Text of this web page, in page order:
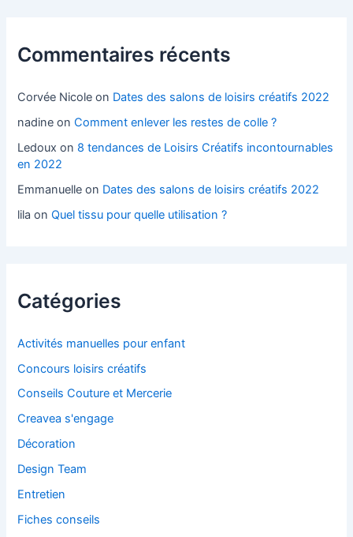
Commentaires récents
Corvée Nicole on Dates des salons de loisirs créatifs 2022
nadine onComment enlever les restes de colle ?
Ledoux on 8 tendances de Loisirs Créatifs incontournables
en 2022
Emmanuelle on Dates des salons de loisirs créatifs 2022
lila onQuel tissu pour quelle utilisation ?
Catégories
Activités manuelles pour enfant
Concours loisirs créatifs
Conseils Couture et Mercerie
Creavea s'engage
Décoration
Design Team
Entretien
Fiches conseils